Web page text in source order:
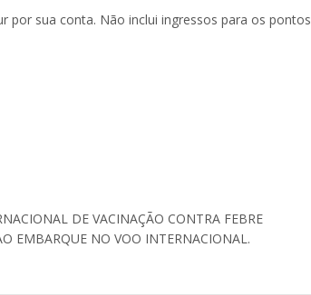
sua conta. Não inclui ingressos para os pontos
DE VACINAÇÃO CONTRA FEBRE
EMBARQUE NO VOO INTERNACIONAL.